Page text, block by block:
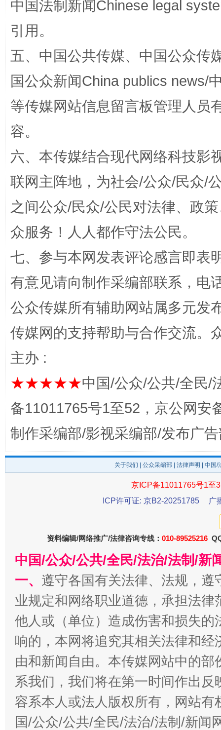
“蜀中异人”王建安的艺术幻境
千年窑火 生生不息 一
揭开“小金库”的免责幌子
中国法制新闻Chinese legal
引用。
五、中国公共传媒、中国公众传
国公众新闻China publics news/
等传媒网站信息留言板管理人员
容。
六、本传媒结合现代网络科技影
联网主阵地，为社会/公众/民众/
之间公众/民众/公民对法律、政
众服务！人人都作守法公民。
七、参与本网发表评论感言即表
有意见请向制作采编部联系，电
公众传媒所有辅助网站属多元发
传媒网的支持帮助与合作交流。
主办 :
★★★★★中国/公众/公共/全民/
备11011765号1至52，京公网安
制作采编部/影视采编部/发布广
关于我们 公众采编部 法律声明 | 中国
京ICP备11011765号1至
ICP许可证: 京B2-20251785
广
资料编辑/网络推广/法律咨询专线： 010-89525216
中国/公众/公共/全民/法治/法制/新
一、 遵守各国有关法律、法规，
业规定和网络职业道德，承担法
他人或（单位）造成伤害和损失
响的，本网将追究其相关法律和
由和新闻自由。本传媒网站中的
系我们，我们将在第一时间作出
容系本人或法人版权所有，网站
国/公众/公共/全民/法治/法制/新闻